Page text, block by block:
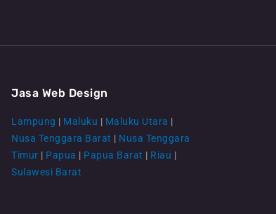
Jasa Web Design
Lampung | Maluku | Maluku Utara |
Nusa Tenggara Barat | Nusa Tenggara
Timur | Papua | Papua Barat | Riau |
Sulawesi Barat